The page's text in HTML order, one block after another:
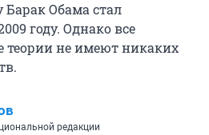
Барак Обама стал
году. Однако все
не имеют никаких
редакции